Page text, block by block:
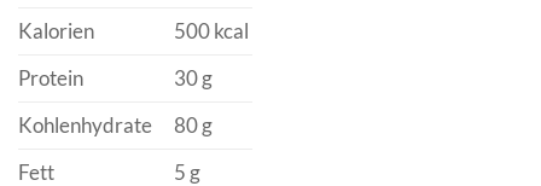
Kalorien
500 kcal
Protein
30 g
Kohlenhydrate
80 g
Fett
5 g